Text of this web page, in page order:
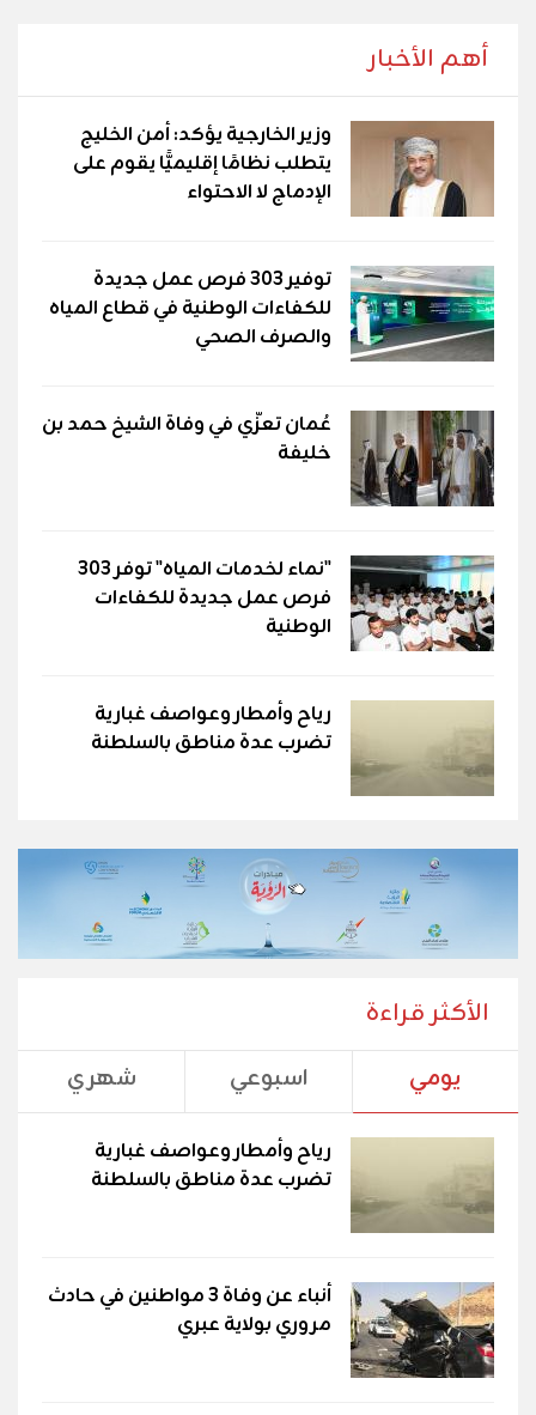
أهم الأخبار
وزير الخارجية يؤكد: أمن الخليج
يتطلب نظامًا إقليميًّا يقوم على
الإدماج لا الاحتواء
توفير 303 فرص عمل جديدة
للكفاءات الوطنية في قطاع المياه
والصرف الصحي
عُمان تعزّي في وفاة الشيخ حمد بن
خليفة
"نماء لخدمات المياه" توفر 303
فرص عمل جديدة للكفاءات
الوطنية
رياح وأمطار وعواصف غبارية
تضرب عدة مناطق بالسلطنة
الأكثر قراءة
يومي اسبوعي شهري
رياح وأمطار وعواصف غبارية
تضرب عدة مناطق بالسلطنة
أنباء عن وفاة 3 مواطنين في حادث
مروري بولاية عبري